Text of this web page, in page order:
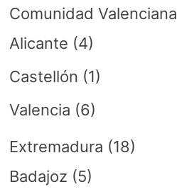
Comunidad Valenciana
Alicante (4)
Castellón (1)
Valencia (6)
Extremadura (18)
Badajoz (5)